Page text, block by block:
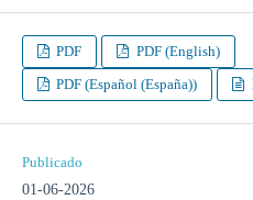
PDF
PDF (English)
PDF (Español (España))
Publicado
01-06-2026